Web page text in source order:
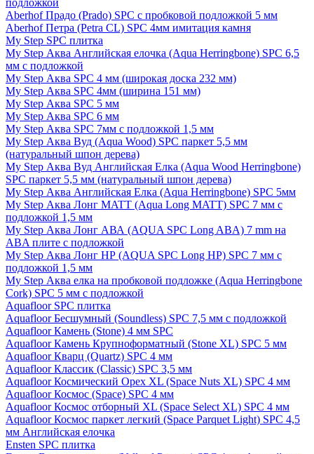
подложкой
Aberhof Прадо (Prado) SPC с пробковой подложкой 5 мм
Aberhof Петра (Petra CL) SPC 4мм имитация камня
My Step SPC плитка
My Step Аква Английская елочка (Aqua Herringbone) SPC 6,5
мм с подложкой
My Step Аква SPC 4 мм (широкая доска 232 мм)
My Step Аква SPC 4мм (ширина 151 мм)
My Step Аква SPC 5 мм
My Step Аква SPC 6 мм
My Step Аква SPC 7мм c подложкой 1,5 мм
My Step Аква Вуд (Aqua Wood) SPC паркет 5,5 мм
(натуральный шпон дерева)
My Step Аква Вуд Английская Елка (Aqua Wood Herringbone)
SPC паркет 5,5 мм (натуральный шпон дерева)
My Step Аква Английская Елка (Aqua Herringbone) SPC 5мм
My Step Аква Лонг MATT (Aqua Long MATT) SPC 7 мм с
подложкой 1,5 мм
My Step Аква Лонг АВА (AQUA SPC Long ABA) 7 mm на
ABA плите с подложкой
My Step Аква Лонг НР (AQUA SPC Long HP) SPC 7 мм с
подложкой 1,5 мм
My Step Аква елка на пробковой подложке (Aqua Herringbone
Cork) SPC 5 мм с подложкой
Aquafloor SPC плитка
Aquafloor Бесшумный (Soundless) SPC 7,5 мм с подложкой
Aquafloor Камень (Stone) 4 мм SPC
Aquafloor Камень Крупноформатный (Stone XL) SPC 5 мм
Aquafloor Кварц (Quartz) SPC 4 мм
Aquafloor Классик (Classic) SPC 3,5 мм
Aquafloor Космический Орех XL (Space Nuts XL) SPC 4 мм
Aquafloor Космос (Space) SPC 4 мм
Aquafloor Космос отборный XL (Space Select XL) SPC 4 мм
Aquafloor Космос паркет легкий (Space Parquet Light) SPC 4,5
мм Английская елочка
Ensten SPC плитка